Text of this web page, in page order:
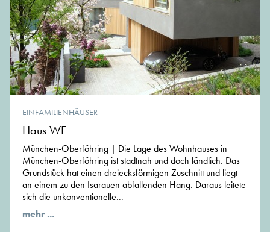
EINFAMILIENHÄUSER
Haus WE
München-Oberföhring | Die Lage des Wohnhauses in
München-Oberföhring ist stadtnah und doch ländlich. Das
Grundstück hat einen dreiecksförmigen Zuschnitt und liegt
an einem zu den Isarauen abfallenden Hang. Daraus leitete
sich die unkonventionelle...
mehr ...